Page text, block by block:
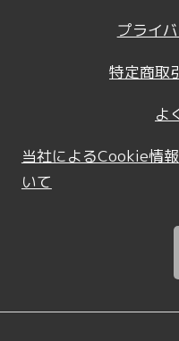
プライ
特定商取
よ
当社によるCookie情
いて